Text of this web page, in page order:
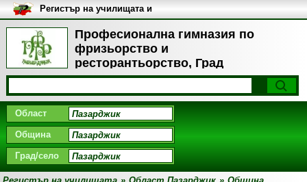
Професионална гимназия по
фризьорство и
ресторантьорство, Град
Пазарджик - Визия
Регистър на училищата и
университетите в България
Област
Община
Град/село